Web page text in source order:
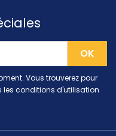
Vous trouverez pour
conditions d'utilisation